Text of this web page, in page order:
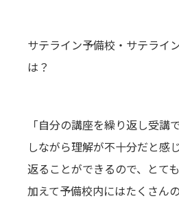
サテライン予備校・サテライ
は？
「自分の講座を繰り返し受講
しながら理解が不十分だと感
返ることができるので、とて
加えて予備校内にはたくさん